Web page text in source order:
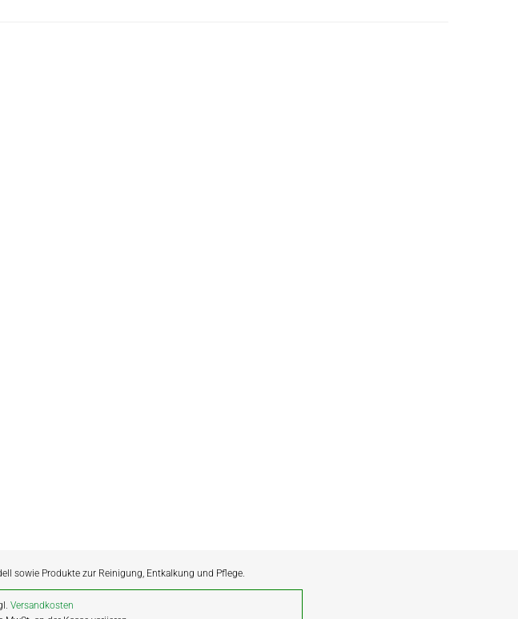
sowie Produkte zur Reinigung, Entkalkung und Pflege.
Versandkosten